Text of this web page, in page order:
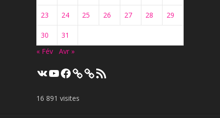
23 24 25 26 27 28 29
30
31
« Fév
Avr »
VK YouTube
Facebook Flux
RSS
16 891 visites